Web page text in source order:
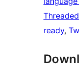
ready,